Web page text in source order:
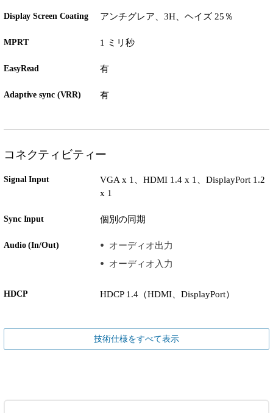
Display Screen Coating アンチグレア、3H、ヘイズ 25％
MPRT 1 ミリ秒
EasyRead 有
Adaptive sync (VRR) 有
コネクティビティー
Signal Input
VGA x 1、HDMI 1.4 x 1、DisplayPort 1.2
x 1
Sync Input 個別の同期
Audio (In/Out)
オーディオ出力
オーディオ入力
HDCP HDCP 1.4（HDMI、DisplayPort）
技術仕様をすべて表示